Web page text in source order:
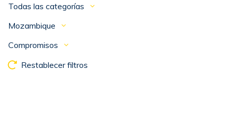
Todas las categorías
Mozambique
Compromisos
Restablecer filtros